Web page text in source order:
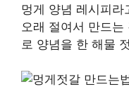
멍게 양념 레시피라
오래 절여서 만드
로 양념을 한 해물